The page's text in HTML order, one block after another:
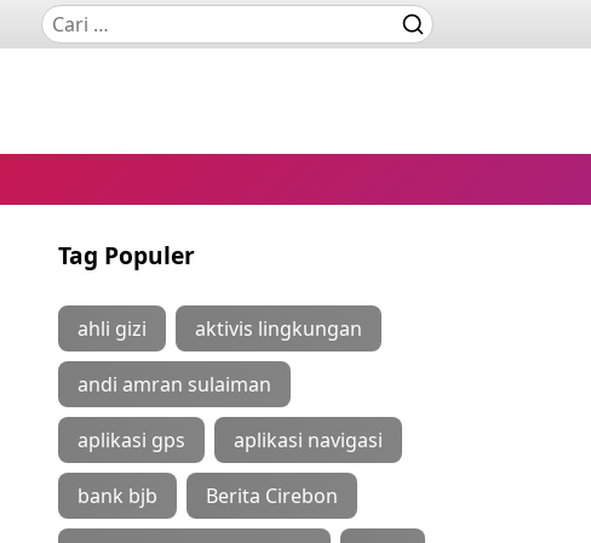
Tag Populer
ahli gizi aktivis lingkungan
andi amran sulaiman
aplikasi gps aplikasi navigasi
bank bjb Berita Cirebon